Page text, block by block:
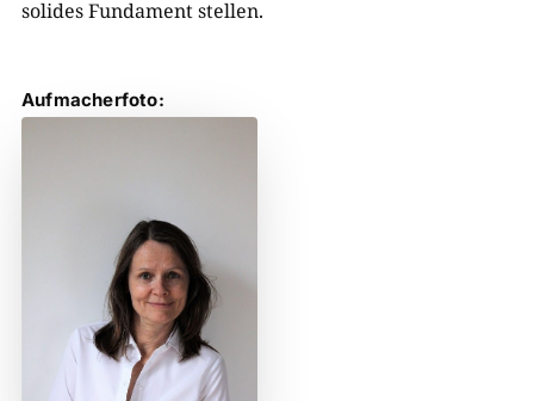
solides Fundament stellen.
Aufmacherfoto: